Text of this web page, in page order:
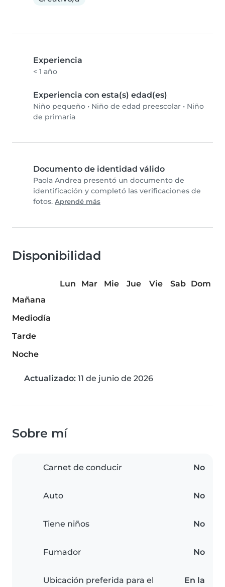
Experiencia
< 1 año
Experiencia con esta(s) edad(es)
Niño pequeño • Niño de edad preescolar • Niño
de primaria
Documento de identidad válido
Paola Andrea presentó un documento de
identificación y completó las verificaciones de
fotos. Aprendé más
Disponibilidad
Lun Mar Mie Jue Vie Sab
Dom
Mañana
Mediodía
Tarde
Noche
Actualizado: 11 de junio de 2026
Sobre mí
Carnet de conducir No
Auto No
Tiene niños No
Fumador No
Ubicación preferida para el
En la